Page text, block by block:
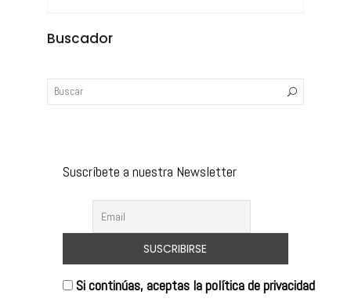
Buscador
Suscríbete a nuestra Newsletter
Si continúas, aceptas la política de privacidad